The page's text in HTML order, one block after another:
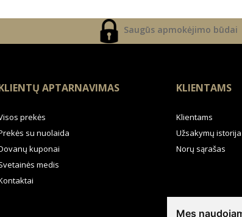
Mes
Saugūs apmokėjimo būdai
APTARNAVIMAS
prekės
su nuolaida
kuponai
medis
KLIENTAMS
Klientams
Užsakymų istorija
Norų sąrašas